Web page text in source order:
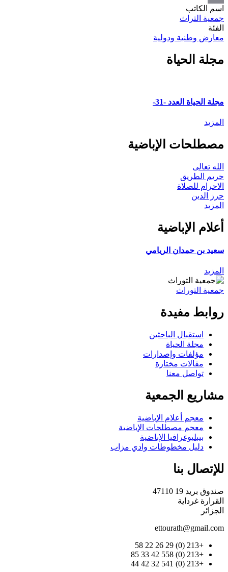
Email
اسم الكاتب
جمعية التراث
الفئة
معارض وطنية ودولية
مجلة الحياة
مجلة الحياة العدد -31-
المزيد
مصطلحات الإباضية
الله تعالى
حريم الطريق
الاحرام للصلاة
حرز الدين
المزيد
أعلام الإباضية
سعيد بن حمدان الريامي
المزيد
جمعية التوراث
روابط مفيدة
استقبال الباحثين
مجلة الحياة
مؤلفات وإصدارات
مقالات مختارة
تواصل معنا
مشاريع الجمعية
معجم أعلام الإباضية
معجم مصطلحات الإباضية
بيبليوغرافيا الإباضية
دليل مخطوطات وادي مزاب
للإتصال بنا
صندوق بريد 19 47110
القرارة غرداية
الجزائر
ettourath@gmail.com
+213 (0) 29 26 22 58
+213 (0) 558 42 33 85
+213 (0) 541 32 42 44